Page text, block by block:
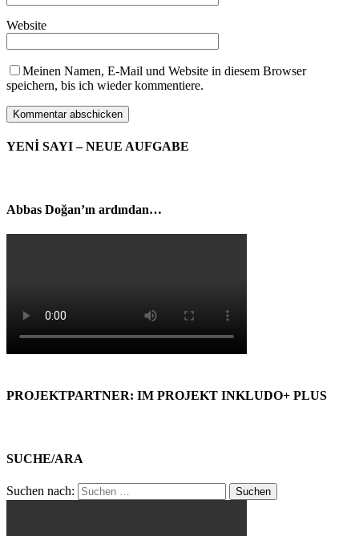
Website
Meinen Namen, E-Mail und Website in diesem Browser
speichern, bis ich wieder kommentiere.
YENİ SAYI – NEUE AUFGABE
Abbas Doğan’ın ardından…
PROJEKTPARTNER: IM PROJEKT INKLUDO+ PLUS
SUCHE/ARA
Suchen nach: